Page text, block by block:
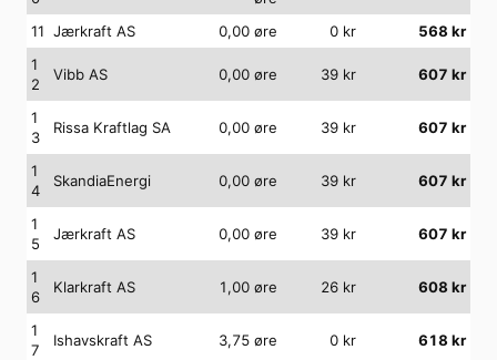
11 Jærkraft AS 0,00 øre 0 kr 568 kr
1
2
Vibb AS 0,00 øre 39 kr 607 kr
1
3
Rissa Kraftlag SA 0,00 øre 39 kr 607 kr
1
4
SkandiaEnergi 0,00 øre 39 kr 607 kr
1
5
Jærkraft AS 0,00 øre 39 kr 607 kr
1
6
Klarkraft AS 1,00 øre 26 kr 608 kr
1
7
Ishavskraft AS 3,75 øre 0 kr 618 kr